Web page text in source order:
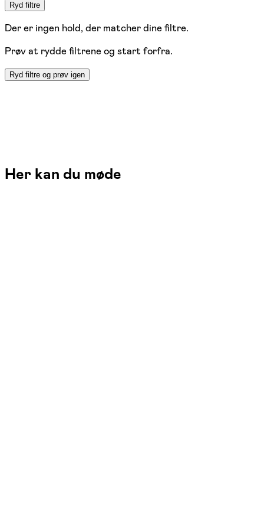
Ryd filtre
Der er ingen hold, der matcher dine filtre.
Prøv at rydde filtrene og start forfra.
Ryd filtre og prøv igen
Her kan du møde